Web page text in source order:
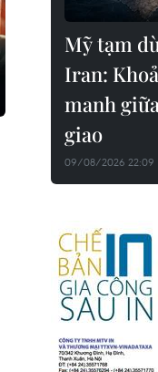
Mỹ tạm
Iran:
manh
giao
09/08/2026 22:09